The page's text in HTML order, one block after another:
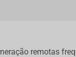
remotas